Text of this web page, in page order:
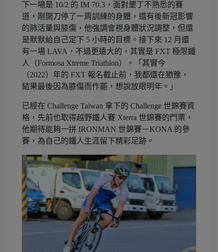
下一場是 10/2 的 IM 70.3，面對墾丁不熟悉的賽
道，剛開刀停了一周訓練的身體，還有後新冠影響
的肺活量與膝傷，他強調會視身體狀況調整，但還
是默默給自己定下 5 小時的目標。接下來 12 月還
有一場 LAVA，不過更遠大的，其實是 FXT 極限鐵
人（Formosa Xtreme Triathlon）。「其實今
（2022）年的 FXT 報名截止前，我都還在猶豫，
結果最後因為膝傷而作罷，想說放眼明年。」
已經在 Challenge Taiwan 拿下的 Challenge 世錦賽資
格，先前也取得越野鐵人賽 Xterra 世錦賽的門票，
他期待能夠一拼 IRONMAN 世錦賽－KONA 的參
賽，為自己的鐵人生涯留下精彩足跡。